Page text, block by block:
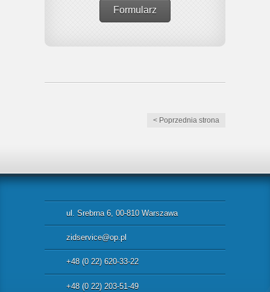
Formularz
< Poprzednia strona
ul. Srebrna 6, 00-810 Warszawa
zidservice@op.pl
+48 (0 22) 620-33-22
+48 (0 22) 203-51-49